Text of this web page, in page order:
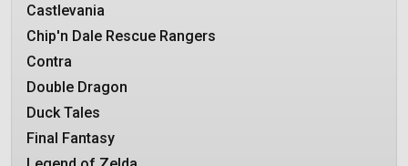
Castlevania
Chip'n Dale Rescue Rangers
Contra
Double Dragon
Duck Tales
Final Fantasy